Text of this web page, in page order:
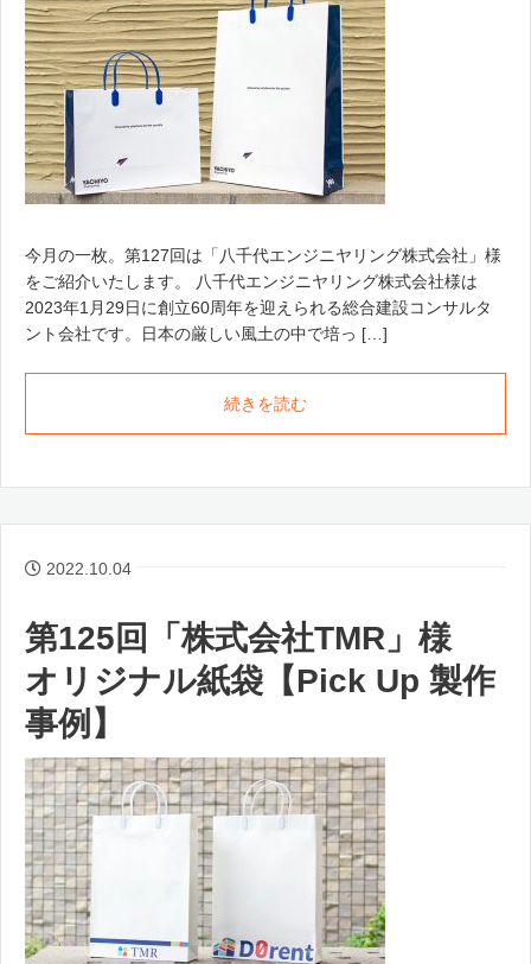
今月の一枚。第127回は「八千代エンジニヤリング株式会社」様
をご紹介いたします。 八千代エンジニヤリング株式会社様は
2023年1月29日に創立60周年を迎えられる総合建設コンサルタ
ント会社です。日本の厳しい風土の中で培っ […]
続きを読む
2022.10.04
第125回「株式会社TMR」様
オリジナル紙袋【Pick Up 製作
事例】